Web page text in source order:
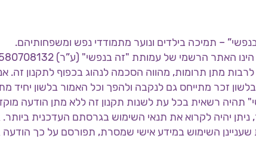
– תמיכה בילדים ונוער מתמודדי נפש ומשפחותיהם.
של עמותת "זה בנפשי" (ע”ר) 580708132 (להלן: "האתר" ו"העמותה" בהתאמה).
מתן תרומות, מהווה הסכמה לנהוג בכפוף לתקנון זה.
זכר מתייחס גם לנקבה ולהפך וכל האמור בלשון יחיד
תהיה רשאית בכל עת לשנות תקנון זה ללא מתן הודעה
יהיה לקרוא את תנאי השימוש בגרסתם העדכנית ביותר.
שעניינן השימוש במידע אישי שמסרת, תפורסם על כך